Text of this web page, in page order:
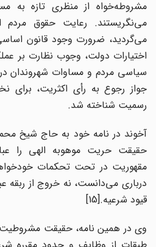
مشروطه‌خواه از منظری تازه به
می‌نگریستند. رعایت حقوق مردم
می‌گردید، ضرورت وجود قانون
اختیارات دولت، وجوب نظارت بر
سیاسی مردم و مساوات شهروندان در
جواز رجوع به رأی اکثریت، برای
رسمیت شناخته شد.
حقیقت حریت موهوبه الهی را
مقهوریت در تحت تحکمات خودخواهانه
درباری می‌دانست، نه خروج از ربقه
قیود شرعیه.[15]
وی در همین نامه، حقیقت مشروطیت